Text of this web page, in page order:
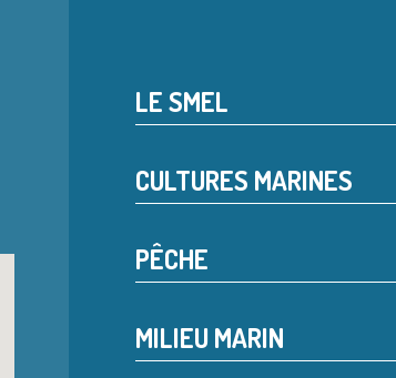
LE SMEL
CULTURES MARINES
PÊCHE
MILIEU MARIN